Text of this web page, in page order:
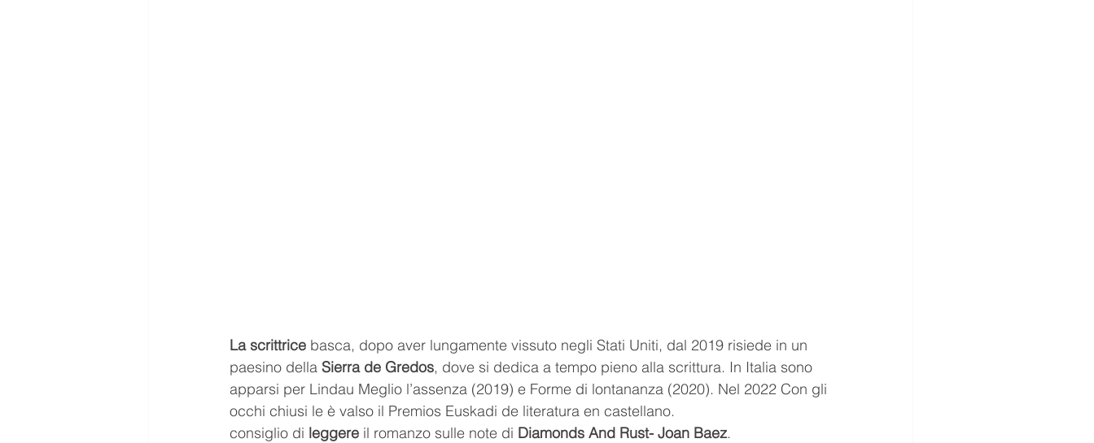
La scrittrice basca, dopo aver lungamente vissuto negli Stati Uniti, dal 2019 risiede in un
paesino della Sierra de Gredos, dove si dedica a tempo pieno alla scrittura. In Italia sono
apparsi per Lindau Meglio l’assenza (2019) e Forme di lontananza (2020). Nel 2022 Con gli
occhi chiusi le è valso il Premios Euskadi de literatura en castellano.
consiglio di leggere il romanzo sulle note di Diamonds And Rust- Joan Baez.